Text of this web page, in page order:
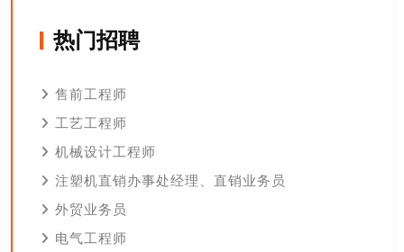
热门招聘
售前工程师
工艺工程师
机械设计工程师
注塑机直销办事处经理、直销业务员
外贸业务员
电气工程师